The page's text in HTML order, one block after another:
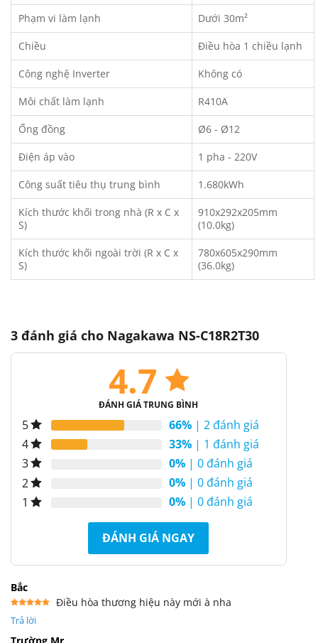
Phạm vi làm lạnh Dưới 30m²
Chiều Điều hòa 1 chiều lạnh
Công nghệ Inverter Không có
Môi chất làm lạnh R410A
Ống đồng Ø6 - Ø12
Điện áp vào 1 pha - 220V
Công suất tiêu thụ trung bình 1.680kWh
Kích thước khối trong nhà (R x C x
S)
910x292x205mm
(10.0kg)
Kích thước khối ngoài trời (R x C x
S)
780x605x290mm
(36.0kg)
3 đánh giá cho Nagakawa NS-C18R2T30
4.7
ĐÁNH GIÁ TRUNG BÌNH
5 66%| 2 đánh giá
4
33%| 1 đánh giá
3
0%| 0 đánh giá
2
0%| 0 đánh giá
1
0%| 0 đánh giá
ĐÁNH GIÁ NGAY
Bắc
hạng5
Điều hòa thương hiệu này mới à nha
Trả lời